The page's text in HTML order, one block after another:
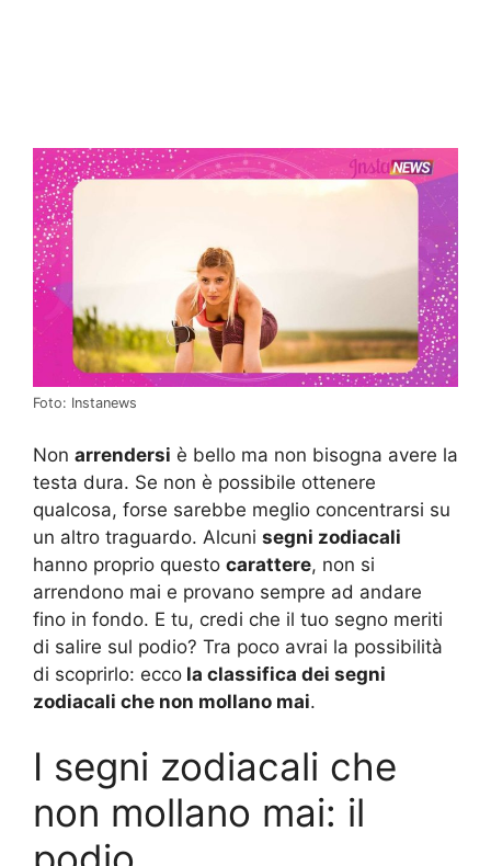
Foto: Instanews
Non arrendersi è bello ma non bisogna avere la
testa dura. Se non è possibile ottenere
qualcosa, forse sarebbe meglio concentrarsi su
un altro traguardo. Alcuni segni zodiacali
hanno proprio questo carattere, non si
arrendono mai e provano sempre ad andare
fino in fondo. E tu, credi che il tuo segno meriti
di salire sul podio? Tra poco avrai la possibilità
di scoprirlo: ecco la classifica dei segni
zodiacali che non mollano mai.
I segni zodiacali che
non mollano mai: il